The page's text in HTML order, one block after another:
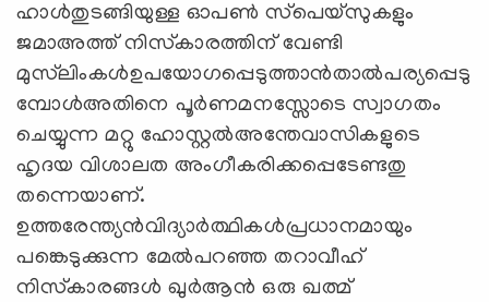
ഹാള്‍തുടങ്ങിയുള്ള ഓപൺ സ്‌പെയ്‌സുകളും
ജമാഅത്ത് നിസ്‌കാരത്തിന് വേണ്ടി
മുസ്‌ലിംകള്‍ഉപയോഗപ്പെടുത്താന്‍താല്‍പര്യപ്പെടു
മ്പോള്‍അതിനെ പൂര്‍ണമനസ്സോടെ സ്വാഗതം
ചെയ്യുന്ന മറ്റു ഹോസ്റ്റല്‍അന്തേവാസികളുടെ
ഹൃദയ വിശാലത അംഗീകരിക്കപ്പെടേണ്ടതു
തന്നെയാണ്.
ഉത്തരേന്ത്യന്‍വിദ്യാര്‍ത്ഥികള്‍പ്രധാനമായും
പങ്കെടുക്കുന്ന മേല്‍പറഞ്ഞ തറാവീഹ്
നിസ്‌കാരങ്ങള്‍ ഖുര്‍ആന്‍ ഒരു ഖത്മ്